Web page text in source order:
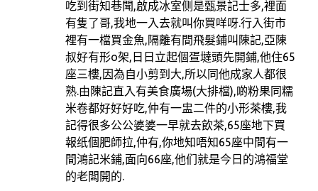
吃到街知巷聞,啟成冰室侧是甄景記士多,裡面
有隻了哥,我地一入去就叫你買咩呀.行入街市
裡有一檔買金魚,隔離有間飛髮鋪叫陳記,亞陳
叔好有形o架,日日立起個疍墶頭先開鋪,他住65
座三樓,因為自小剪到大,所以同他成家人都很
熟.由陳記直入有美食廣場(大排檔),啲粉果同糯
米卷都好好好吃,仲有一盅二件的小形茶樓,我
記得很多公公婆婆一早就去飲茶,65座地下買
報纸個肥師拉,仲有,你地知唔知65座中間有一
間鴻記米鋪,面向66座,他们就是今日的鴻福堂
的老闆開的.